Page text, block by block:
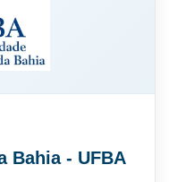
Bahia - UFBA